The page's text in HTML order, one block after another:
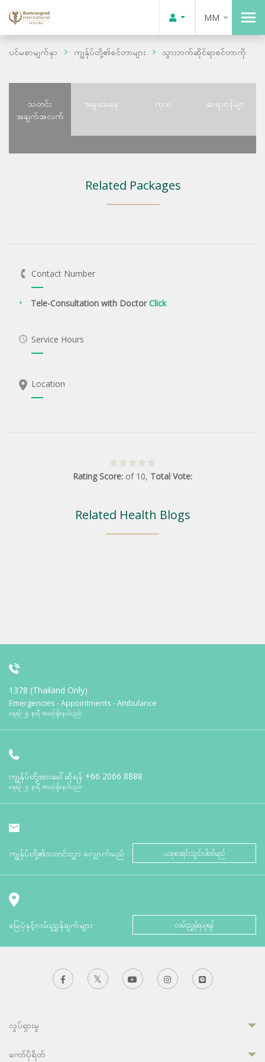
MM
ပင်မစာမျက်နှာ ကျွန်ုပ်တို့၏စင်တာများ သွားဘက်ဆိုင်ရာစင်တာကို
သတင်း
အချက်အလက်
အခွအေနေ ကုသ ဆရာဝန်မျာ
Related Packages
Contact Number
Tele-Consultation with DoctorClick
Service Hours
Location
Rating Score: of 10, Total Vote:
Related Health Blogs
1378 (Thailand Only)
Emergencies - Appointments - Ambulance
နေ့စဉ် ၂၄ နာရီ အသင့်ရှိနေပါသည်။
ကျွန်ုပ်တို့အားခေါ်ဆိုရန် +66 2066 8888
နေ့စဉ် ၂၄ နာရီ အသင့်ရှိနေပါသည်။
ကျွန်ုပ်တို့၏သတင်းလွှာ လျှောက်မည် ယခုစာရင်းသွင်းပါဝင်မည်
မြေပုံနှင့်လမ်းညွှန်ချက်များ လမ်းညွှန်ရယူရန်
လှုပ်ရှားမှု
ကော်ပိုရိတ်